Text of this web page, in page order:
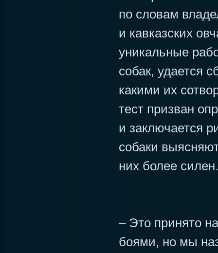
по словам
и кавказских
уникальные
собак, удается
какими их
тест призван
и заключается
собаки
них более силен.
– Это принято
боями, но мы